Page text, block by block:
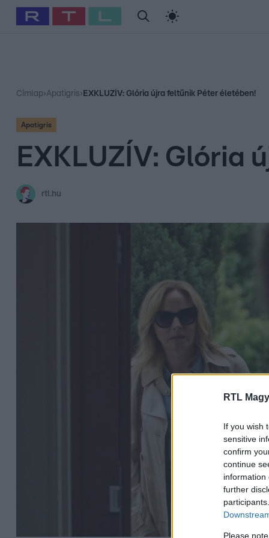
RTL
If you wish
sensitive
confirm
continue
information
further
Please
Babits Marcella Szellő István Most Wanted
Címlap›Apatigris› EXKLUZÍV: Glória újra feltűnik Péter életében!
Apatigris
EXKLUZÍV: Glória
rtl.hu